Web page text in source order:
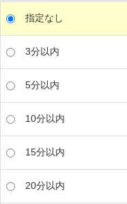
指定なし
3分以内
5分以内
10分以内
15分以内
20分以内